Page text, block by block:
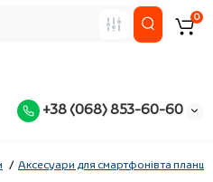
+38 (068) 853-60-60
0
Аксесуари для смартфонів та